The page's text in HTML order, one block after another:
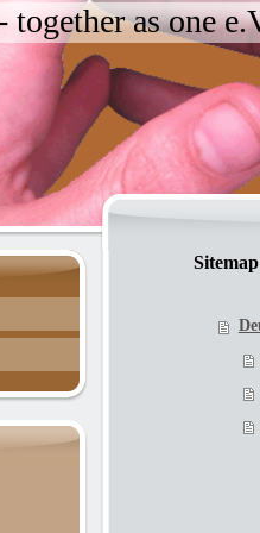
together as one
Sitemap